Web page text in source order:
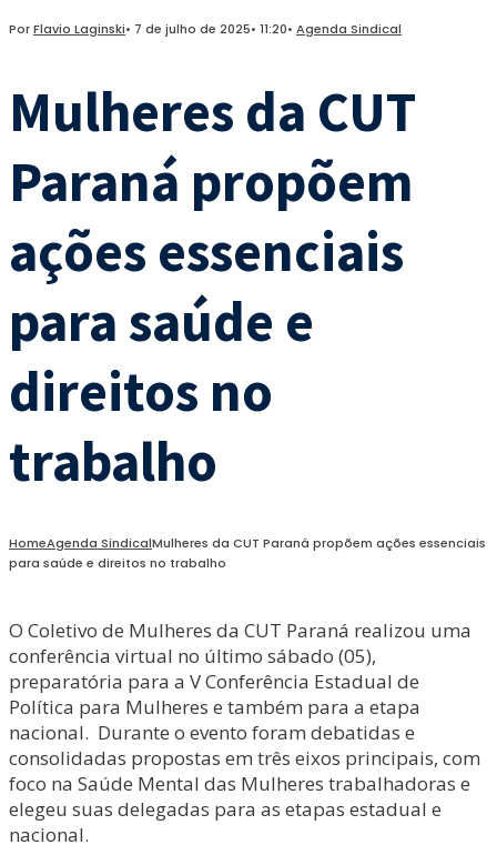
PorFlavio Laginski• 7 de julho de 2025• 11:20• Agenda Sindical
Mulheres da CUT
Paraná propõem
ações essenciais
para saúde e
direitos no
trabalho
HomeAgenda SindicalMulheres da CUT Paraná propõem ações essenciais
para saúde e direitos no trabalho
O Coletivo de Mulheres da CUT Paraná realizou uma
conferência virtual no último sábado (05),
preparatória para a V Conferência Estadual de
Política para Mulheres e também para a etapa
nacional. Durante o evento foram debatidas e
consolidadas propostas em três eixos principais, com
foco na Saúde Mental das Mulheres trabalhadoras e
elegeu suas delegadas para as etapas estadual e
nacional.